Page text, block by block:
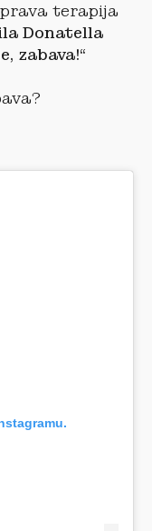
terapija
Donatella
zabava!“